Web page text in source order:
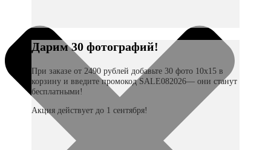
Дарим 30 фотографий!
При заказе от 2490 рублей добавьте 30 фото 10х15 в
корзину и введите промокод SALE082026— они станут
бесплатными!
Акция действует до 1 сентября!